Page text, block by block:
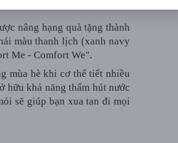
nâng hạng quà tặng thành
màu thanh lịch (xanh navy
Me - Comfort We".
mùa hè khi cơ thể tiết nhiều
hữu khả năng thấm hút nước
sẽ giúp bạn xua tan đi mọi